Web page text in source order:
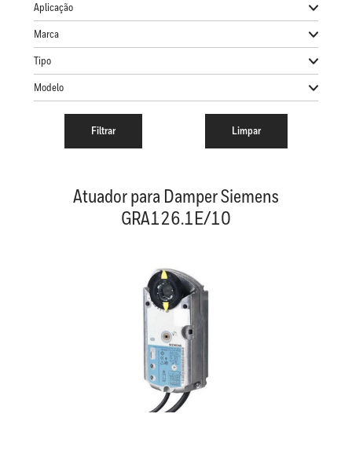
Aplicação
Marca
Tipo
Modelo
Atuador para Damper Siemens
GRA126.1E/10